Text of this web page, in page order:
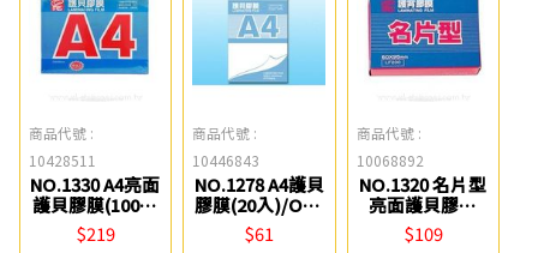
商品代號 :
10428511
NO.1330 A4亮面
護貝膠膜(100張
入) MBS
$219
商品代號 :
10446843
NO.1278 A4護貝
膠膜(20入)/OPP
袋 MBS
$61
商品代號 :
10068892
NO.1320 名片型
亮面護貝膠膜
(200張入) MBS
$109